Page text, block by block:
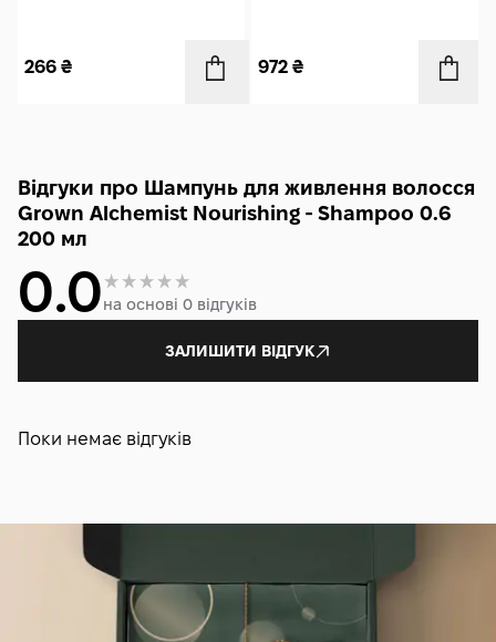
266 ₴ 972 ₴
Відгуки про Шампунь для живлення волосся
Grown Alchemist Nourishing - Shampoo 0.6
200 мл
0.0на основі 0 відгуків
ЗАЛИШИТИ ВІДГУК
Поки немає відгуків